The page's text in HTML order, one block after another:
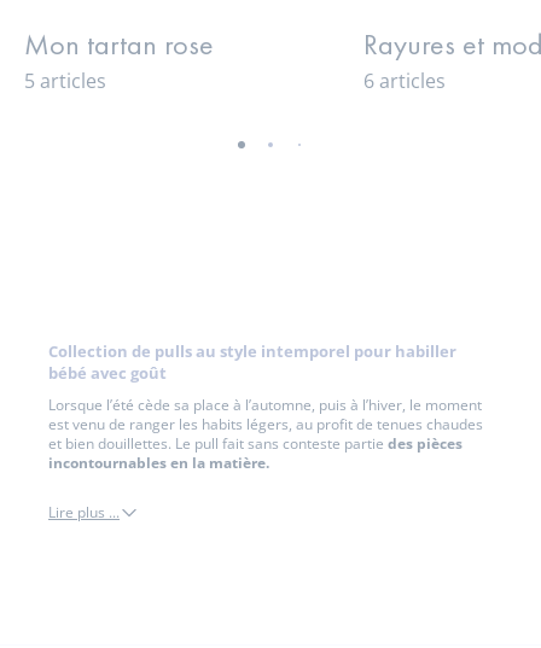
Mon tartan rose
5 articles
Rayures et
6 articles
-
Collection de pulls au style intemporel pour habiller
bébé avec goût
Lorsque l’été cède sa place à l’automne, puis à l’hiver, le moment
est venu de ranger les habits légers, au profit de tenues chaudes
et bien douillettes. Le pull fait sans conteste partie des pièces
incontournables en la matière.
Lire plus ...